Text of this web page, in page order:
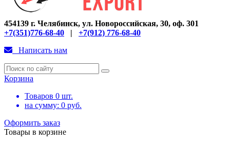
454139 г. Челябинск, ул. Новороссийская, 30, оф. 301
+7(351)776-68-40 | +7(912) 776-68-40
Написать нам
Корзина
Товаров 0 шт.
на сумму: 0 руб.
Оформить заказ
Товары в корзине